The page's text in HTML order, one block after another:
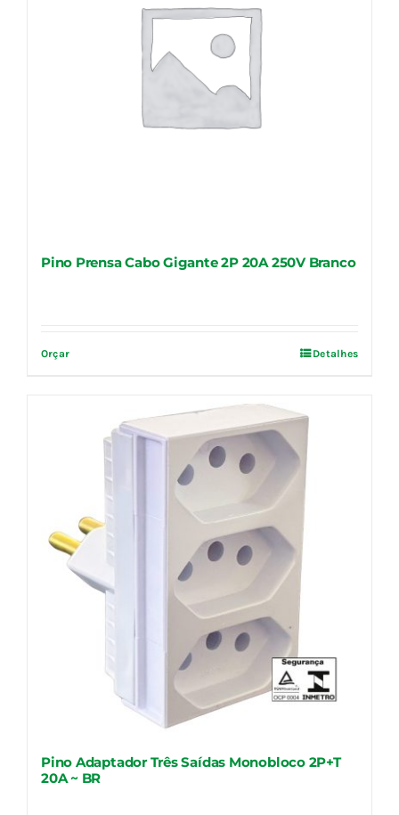
Pino Prensa Cabo Gigante 2P 20A 250V Branco
Orçar Detalhes
Pino Adaptador Três Saídas Monobloco 2P+T
20A ~ BR